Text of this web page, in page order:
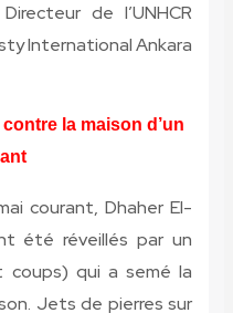
de l’UNHCR
International Ankara
la maison d’un
courant, Dhaher El-
été réveillés par un
coups) qui a semé la
Jets de pierres sur